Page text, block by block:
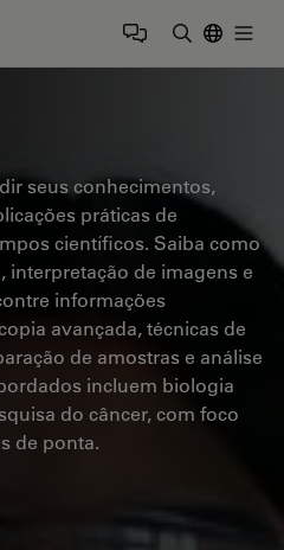
seus conhecimentos,
práticas de
científicos. Saiba como
interpretação de imagens e
informações
avançada, técnicas de
de amostras e análise
incluem biologia
do câncer, com foco
de ponta.